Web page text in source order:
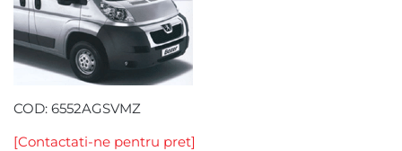
COD: 6552AGSVMZ
[Contactati-ne pentru pret]